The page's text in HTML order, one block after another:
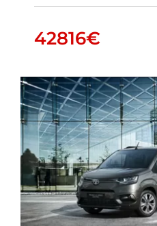
42816€